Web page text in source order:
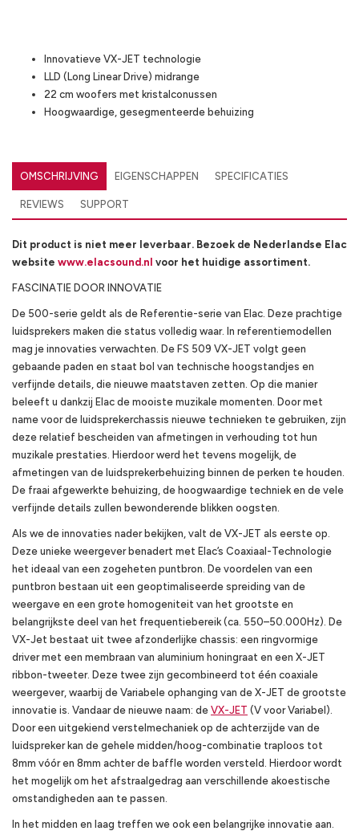
Innovatieve VX-JET technologie
LLD (Long Linear Drive) midrange
22 cm woofers met kristalconussen
Hoogwaardige, gesegmenteerde behuizing
OMSCHRIJVING EIGENSCHAPPEN SPECIFICATIES
REVIEWS SUPPORT
Dit product is niet meer leverbaar. Bezoek de Nederlandse Elac
website www.elacsound.nl voor het huidige assortiment.
FASCINATIE DOOR INNOVATIE
De 500-serie geldt als de Referentie-serie van Elac. Deze prachtige
luidsprekers maken die status volledig waar. In referentiemodellen
mag je innovaties verwachten. De FS 509 VX-JET volgt geen
gebaande paden en staat bol van technische hoogstandjes en
verfijnde details, die nieuwe maatstaven zetten. Op die manier
beleeft u dankzij Elac de mooiste muzikale momenten. Door met
name voor de luidsprekerchassis nieuwe technieken te gebruiken, zijn
deze relatief bescheiden van afmetingen in verhouding tot hun
muzikale prestaties. Hierdoor werd het tevens mogelijk, de
afmetingen van de luidsprekerbehuizing binnen de perken te houden.
De fraai afgewerkte behuizing, de hoogwaardige techniek en de vele
verfijnde details zullen bewonderende blikken oogsten.
Als we de innovaties nader bekijken, valt de VX-JET als eerste op.
Deze unieke weergever benadert met Elac’s Coaxiaal-Technologie
het ideaal van een zogeheten puntbron. De voordelen van een
puntbron bestaan uit een geoptimaliseerde spreiding van de
weergave en een grote homogeniteit van het grootste en
belangrijkste deel van het frequentiebereik (ca. 550–50.000Hz). De
VX-Jet bestaat uit twee afzonderlijke chassis: een ringvormige
driver met een membraan van aluminium honingraat en een X-JET
ribbon-tweeter. Deze twee zijn gecombineerd tot één coaxiale
weergever, waarbij de Variabele ophanging van de X-JET de grootste
innovatie is. Vandaar de nieuwe naam: de VX-JET (V voor Variabel).
Door een uitgekiend verstelmechaniek op de achterzijde van de
luidspreker kan de gehele midden/hoog-combinatie traploos tot
8mm vóór en 8mm achter de baffle worden versteld. Hierdoor wordt
het mogelijk om het afstraalgedrag aan verschillende akoestische
omstandigheden aan te passen.
In het midden en laag treffen we ook een belangrijke innovatie aan.